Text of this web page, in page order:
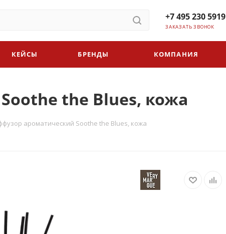
+7 495 230 5919
ЗАКАЗАТЬ ЗВОНОК
КЕЙСЫ БРЕНДЫ КОМПАНИЯ
the Blues, кожа
ароматический Soothe the Blues, кожа